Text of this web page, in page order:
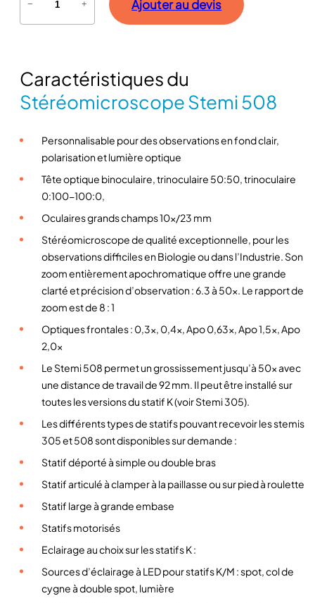
a
i
é
e
t
o
o
c
e
m
0
8
–
− + Ajouter au devis
Caractéristiques du
Stéréomicroscope Stemi 508
Personnalisable pour des observations en fond clair,
polarisation et lumière optique
Tête optique binoculaire, trinoculaire 50:50, trinoculaire
0:100-100:0,
Oculaires grands champs 10x/23 mm
Stéréomicroscope de qualité exceptionnelle, pour les
observations difficiles en Biologie ou dans l’Industrie. Son
zoom entièrement apochromatique offre une grande
clarté et précision d’observation : 6.3 à 50x. Le rapport de
zoom est de 8 : 1
Optiques frontales : 0,3×, 0,4×, Apo 0,63×, Apo 1,5×, Apo
2,0×
Le Stemi 508 permet un grossissement jusqu’à 50x avec
une distance de travail de 92 mm. Il peut être installé sur
toutes les versions du statif K (voir Stemi 305).
Les différents types de statifs pouvant recevoir les stemis
305 et 508 sont disponibles sur demande :
Statif déporté à simple ou double bras
Statif articulé à clamper à la paillasse ou sur pied à roulette
Statif large à grande embase
Statifs motorisés
Eclairage au choix sur les statifs K :
Sources d’éclairage à LED pour statifs K/M : spot, col de
cygne à double spot, lumière